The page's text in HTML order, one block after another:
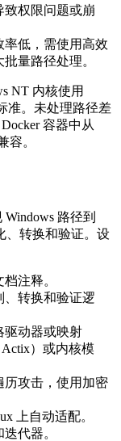
致权限问题或崩
率低，需使用高效
量路径处理。
NT 内核使用
准。未处理路径差
容器中从
容。
路径到
、转换和验证。设
注释。
、转换和验证逻
驱动器或映射
）或内核模
历攻击，使用加密
上自动适配。
代器。